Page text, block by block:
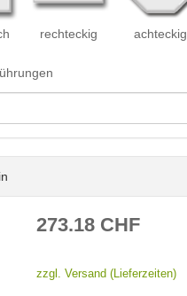
rechteckig achteckig
273.18CHF
zzgl. Versand (Lieferzeiten)
< /picture>